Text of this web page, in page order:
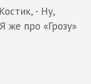
- Ну,
же про «Грозу»